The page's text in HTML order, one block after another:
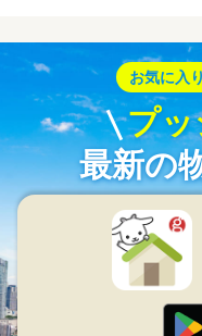
お気に入
プッ
最新の